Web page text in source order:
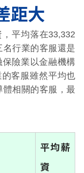
距大
平均落在33,332
行業的客服還是
險業以金融機構
客服雖然平均也
相關的客服，最
平均薪
資